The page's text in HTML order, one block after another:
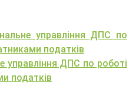
управління ДПС по
податків
управління ДПС по роботі
податків